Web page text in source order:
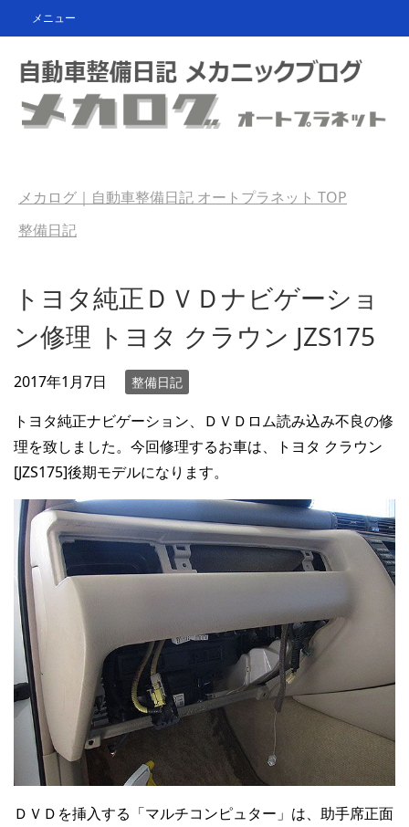
メニュー
メカログ｜自動車整備日記 オートプラネット TOP
整備日記
トヨタ純正ＤＶＤナビゲーショ
ン修理 トヨタ クラウン JZS175
2017年1月7日 整備日記
トヨタ純正ナビゲーション、ＤＶＤロム読み込み不良の修
理を致しました。今回修理するお車は、トヨタ クラウン
[JZS175]後期モデルになります。
ＤＶＤを挿入する「マルチコンピュター」は、助手席正面